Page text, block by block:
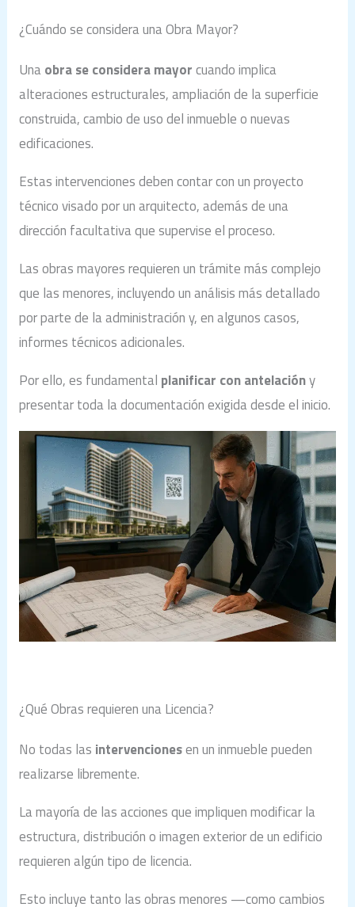
¿Cuándo se considera una Obra Mayor?
Unaobra se considera mayorcuando implica
alteraciones estructurales, ampliación de la superficie
construida, cambio de uso del inmueble o nuevas
edificaciones.
Estas intervenciones deben contar con un proyecto
técnico visado por un arquitecto, además de una
dirección facultativa que supervise el proceso.
Las obras mayores requieren un trámite más complejo
que las menores, incluyendo un análisis más detallado
por parte de la administración y, en algunos casos,
informes técnicos adicionales.
Por ello, es fundamental planificar con antelacióny
presentar toda la documentación exigida desde el inicio.
¿Qué Obras requieren una Licencia?
No todas las intervencionesen un inmueble pueden
realizarse libremente.
La mayoría de las acciones que impliquen modificar la
estructura, distribución o imagen exterior de un edificio
requieren algún tipo de licencia.
Esto incluye tanto las obras menores —como cambios